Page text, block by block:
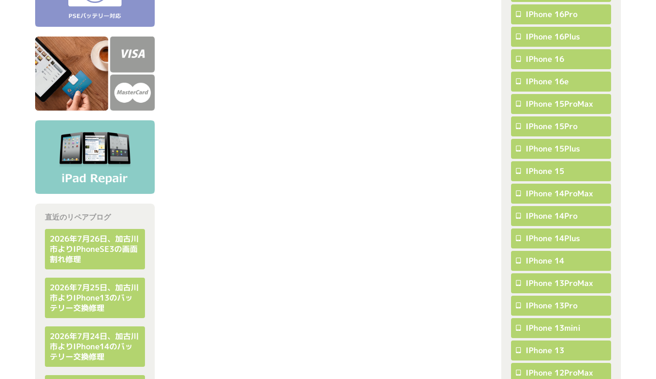
直近のリペアブログ
2026年7月26日、加古川
市よりiPhoneSE3の画面
割れ修理
2026年7月25日、加古川
市よりiPhone13のバッ
テリー交換修理
2026年7月24日、加古川
市よりiPhone14のバッ
テリー交換修理
IPhone 16Pro
IPhone 16Plus
IPhone 16
IPhone 16e
IPhone 15ProMax
IPhone 15Pro
IPhone 15Plus
IPhone 15
IPhone 14ProMax
IPhone 14Pro
IPhone 14Plus
IPhone 14
IPhone 13ProMax
IPhone 13Pro
IPhone 13mini
IPhone 13
IPhone 12ProMax